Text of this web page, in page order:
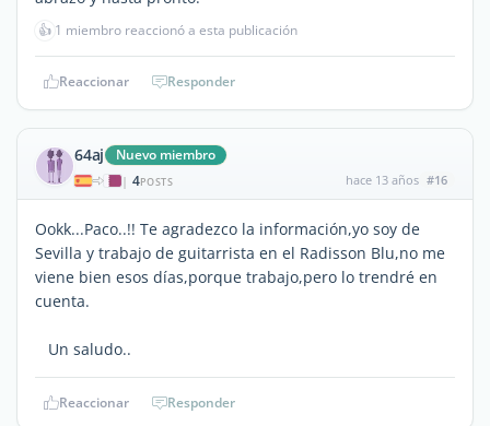
👍 1 miembro reaccionó a esta publicación
Reaccionar Responder
64aj Nuevo miembro
| 4POSTS hace 13 años #16
Ookk...Paco..!! Te agradezco la información,yo soy de
Sevilla y trabajo de guitarrista en el Radisson Blu,no me
viene bien esos días,porque trabajo,pero lo trendré en
cuenta.
Un saludo..
Reaccionar Responder